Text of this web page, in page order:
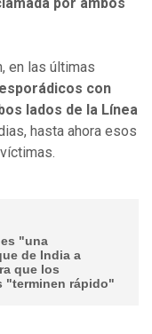
en las últimas
con
lados de la Línea
hasta ahora esos
"una
de India a
que los
"terminen rápido"